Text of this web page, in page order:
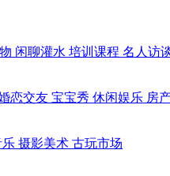
闲聊灌水 培训课程 名人访
恋交友 宝宝秀 休闲娱乐 房
乐 摄影美术 古玩市场